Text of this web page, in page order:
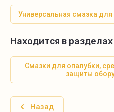
Универсальная смазка
Находится в разделах
Смазки для опалубки,
защиты
Назад